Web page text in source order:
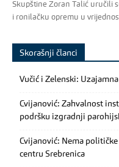
Skupštine Zoran Talić uručili
i ronilačku opremu u
Skorašnji članci
Vučić i Zelenski:
Cvijanović: Zahvalnost
podršku izgradnji
Cvijanović: Nema
centru Srebrenica